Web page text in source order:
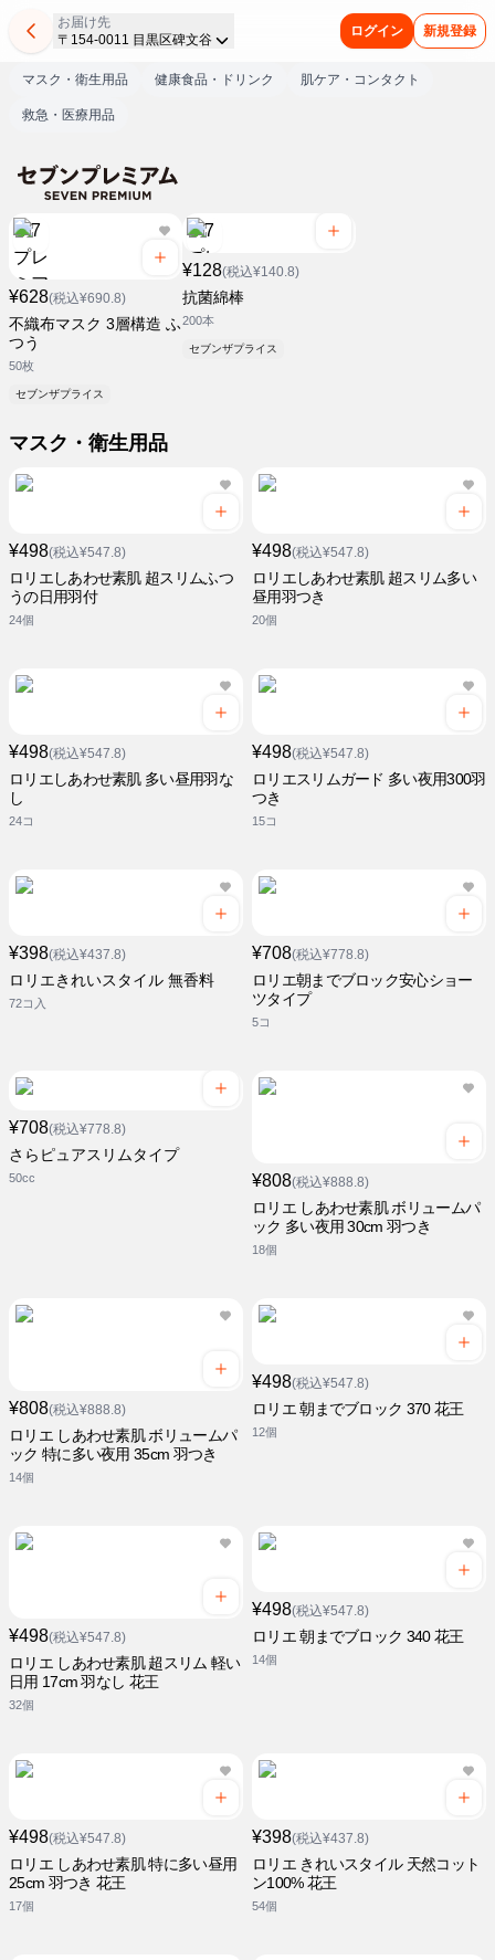
お届け先
〒154-0011 目黒区碑文谷
ログイン 新規登録
マスク・衛生用品 健康食品・ドリンク 肌ケア・コンタクト
救急・医療用品
¥628(税込¥690.8)
不織布マスク 3層構造 ふ
つう
50枚
セブンザプライス
¥128(税込¥140.8)
抗菌綿棒
200本
セブンザプライス
マスク・衛生用品
¥498(税込¥547.8)
ロリエしあわせ素肌 超スリムふつ
うの日用羽付
24個
¥498(税込¥547.8)
ロリエしあわせ素肌 超スリム多い
昼用羽つき
20個
¥498(税込¥547.8)
ロリエしあわせ素肌 多い昼用羽な
し
24コ
¥498(税込¥547.8)
ロリエスリムガード 多い夜用300羽
つき
15コ
¥398(税込¥437.8)
ロリエきれいスタイル 無香料
72コ入
¥708(税込¥778.8)
ロリエ朝までブロック安心ショー
ツタイプ
5コ
¥708(税込¥778.8)
さらピュアスリムタイプ
50cc ¥808(税込¥888.8)
ロリエ しあわせ素肌 ボリュームパ
ック 多い夜用 30cm 羽つき
18個
¥808(税込¥888.8)
ロリエ しあわせ素肌 ボリュームパ
ック 特に多い夜用 35cm 羽つき
14個
¥498(税込¥547.8)
ロリエ 朝までブロック 370 花王
12個
¥498(税込¥547.8)
ロリエ しあわせ素肌 超スリム 軽い
日用 17cm 羽なし 花王
32個
¥498(税込¥547.8)
ロリエ 朝までブロック 340 花王
14個
¥498(税込¥547.8)
ロリエ しあわせ素肌 特に多い昼用
25cm 羽つき 花王
17個
¥398(税込¥437.8)
ロリエ きれいスタイル 天然コット
ン100% 花王
54個